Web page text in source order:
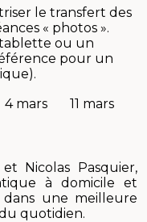
le transfert des
« photos ».
ou un
pour un
4 mars 11 mars
Nicolas Pasquier,
à domicile et
dans une meilleure
quotidien.